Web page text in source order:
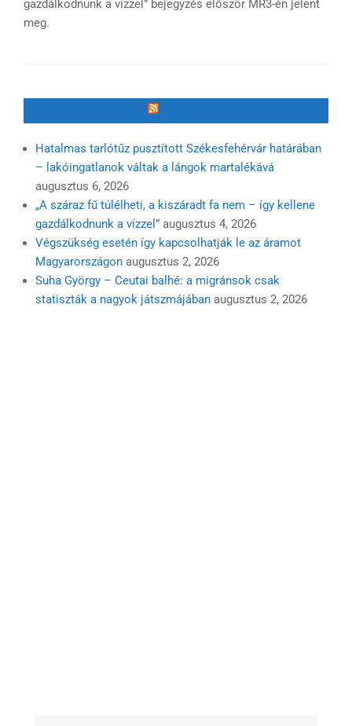
gazdálkodnunk a vízzel” bejegyzés először MR3-én jelent
meg.
Hatalmas tarlótűz pusztított Székesfehérvár határában
– lakóingatlanok váltak a lángok martalékává
augusztus 6, 2026
„A száraz fű túlélheti, a kiszáradt fa nem – így kellene
gazdálkodnunk a vízzel” augusztus 4, 2026
Végszükség esetén így kapcsolhatják le az áramot
Magyarországon augusztus 2, 2026
Suha György – Ceutai balhé: a migránsok csak
statiszták a nagyok játszmájában augusztus 2, 2026